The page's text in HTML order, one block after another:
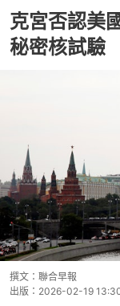
克宮否認美
秘密核試驗
撰文： 聯合早報
出版： 2026-02-19